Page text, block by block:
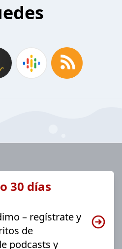
30 días
– regístrate y
de
podcasts y